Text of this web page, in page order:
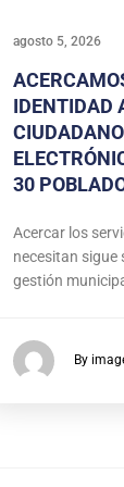
agosto 5, 2026
IDENTIDAD
30
Acercar los
necesitan sigue
gestión
By